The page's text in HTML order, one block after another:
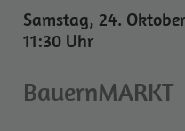
Samstag, 24.
11:30 Uhr
BauernMARKT